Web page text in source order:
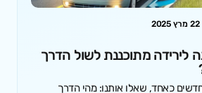
22 מרץ 2025
לירידה מתוכננת לשול הדרך
כאחד, שאלו אותנו: מהי הדרך